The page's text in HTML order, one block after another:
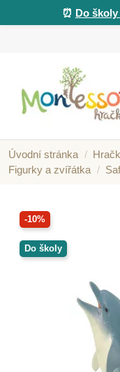
⏰ Do školy
Úvodní stránka
Figurky a zvířátka
-10%
Do školy